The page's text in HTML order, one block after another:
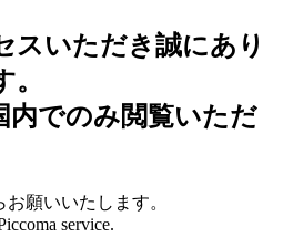
スいただき誠にあり
内でのみ閲覧いただ
お願いいたします。
service.